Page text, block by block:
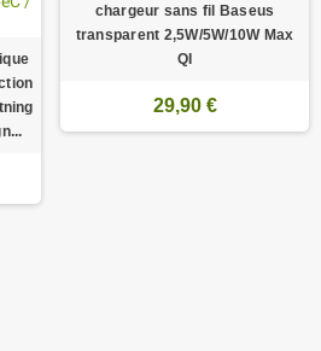
chargeur sans fil Baseus
transparent 2,5W/5W/10W Max
QI
29,90 €